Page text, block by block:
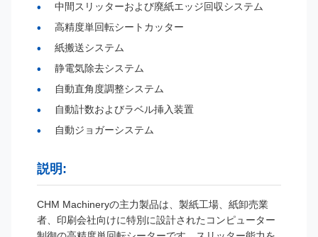
中間スリッターおよび廃紙エッジ回収システム
高精度単回転シートカッター
紙搬送システム
静電気除去システム
自動直角度調整システム
自動計数およびラベル挿入装置
自動ジョガーシステム
説明:
CHM Machineryの主力製品は、製紙工場、紙卸売業
者、印刷会社向けに特別に設計されたコンピューター